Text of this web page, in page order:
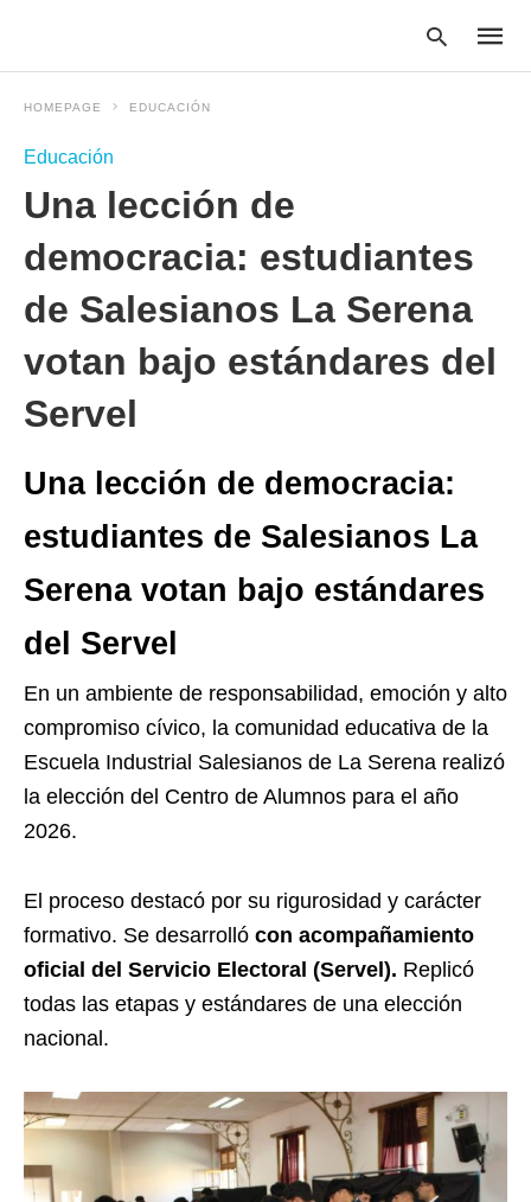
HOMEPAGE EDUCACIÓN
Educación
Una lección de
democracia: estudiantes
de Salesianos La Serena
votan bajo estándares del
Servel
Una lección de democracia:
estudiantes de Salesianos La
Serena votan bajo estándares
del Servel
En un ambiente de responsabilidad, emoción y alto
compromiso cívico, la comunidad educativa de la
Escuela Industrial Salesianos de La Serena realizó
la elección del Centro de Alumnos para el año
2026.
El proceso destacó por su rigurosidad y carácter
formativo. Se desarrolló con acompañamiento
oficial del Servicio Electoral (Servel). Replicó
todas las etapas y estándares de una elección
nacional.